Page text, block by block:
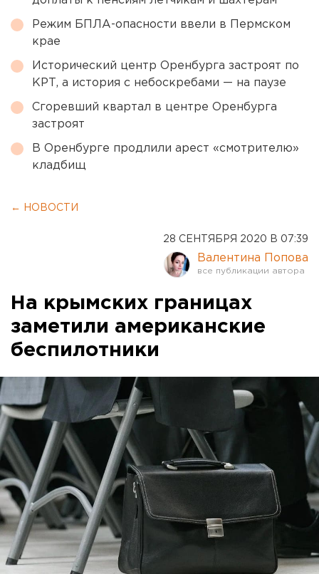
Режим БПЛА-опасности ввели в Пермском
крае
Исторический центр Оренбурга застроят по
КРТ, а история с небоскребами — на паузе
Сгоревший квартал в центре Оренбурга
застроят
В Оренбурге продлили арест «смотрителю»
кладбищ
← НОВОСТИ
28 СЕНТЯБРЯ 2020 В 07:39
Валентина Попова
На крымских границах
заметили американские
беспилотники